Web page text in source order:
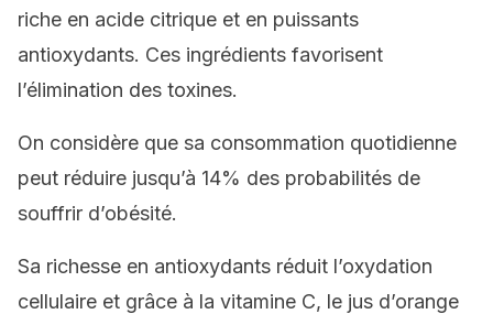
riche en acide citrique et en puissants
antioxydants. Ces ingrédients favorisent
l’élimination des toxines.
On considère que sa consommation quotidienne
peut réduire jusqu’à 14% des probabilités de
souffrir d’obésité.
Sa richesse en antioxydants réduit l’oxydation
cellulaire et grâce à la vitamine C, le jus d’orange